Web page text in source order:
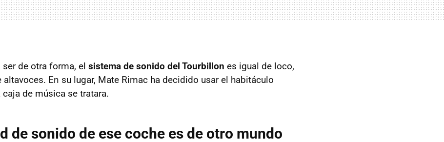
de otra forma, el sistema de sonido del Tourbillon es igual de loco,
altavoces. En su lugar, Mate Rimac ha decidido usar el habitáculo
de música se tratara.
de sonido de ese coche es de otro mundo